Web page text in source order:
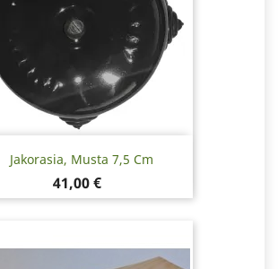
Jakorasia, Musta 7,5 Cm
Hinta
41,00 €